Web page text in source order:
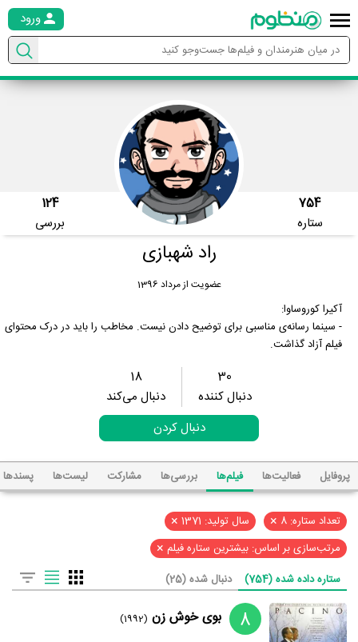
ورود
754
ستاره
124
بررسی
راد شهبازی
عضویت از مرداد 1396
آکیرا کوروساوا:
- سینما رسانه‌ی مناسبی برای توضیح دادن نیست. مخاطب را باید در درک محتوای
فیلم آزاد گذاشت.
30
دنبال کننده
18
دنبال می‌کند
دنبال کردن
پروفایل فعالیت‌ها فیلم‌ها بررسی‌ها مشارکت لیست‌ها پسند‌ها
تعداد ستاره: 8 × سال تولید: 1371 ×
مرتب‌سازی بر اساس: بیشترین ستاره فیلم ×
ستاره داده شده (754) دنبال شده (25)
8 بوی خوش زن (1992)